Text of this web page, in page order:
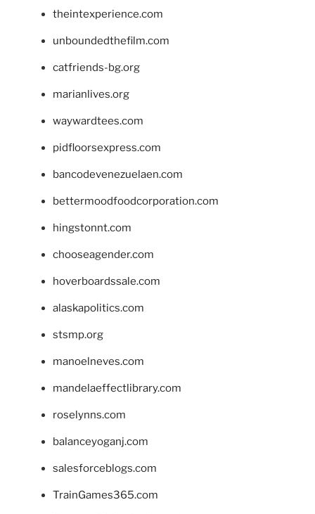
theintexperience.com
unboundedthefilm.com
catfriends-bg.org
marianlives.org
waywardtees.com
pidfloorsexpress.com
bancodevenezuelaen.com
bettermoodfoodcorporation.com
hingstonnt.com
chooseagender.com
hoverboardssale.com
alaskapolitics.com
stsmp.org
manoelneves.com
mandelaeffectlibrary.com
roselynns.com
balanceyoganj.com
salesforceblogs.com
TrainGames365.com